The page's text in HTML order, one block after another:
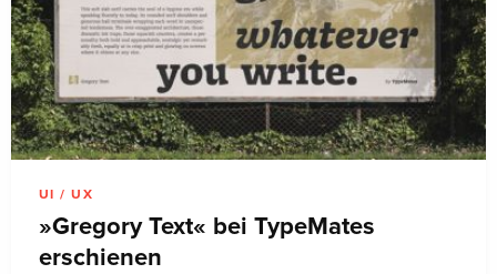
UI / UX
»Gregory Text« bei TypeMates
erschienen